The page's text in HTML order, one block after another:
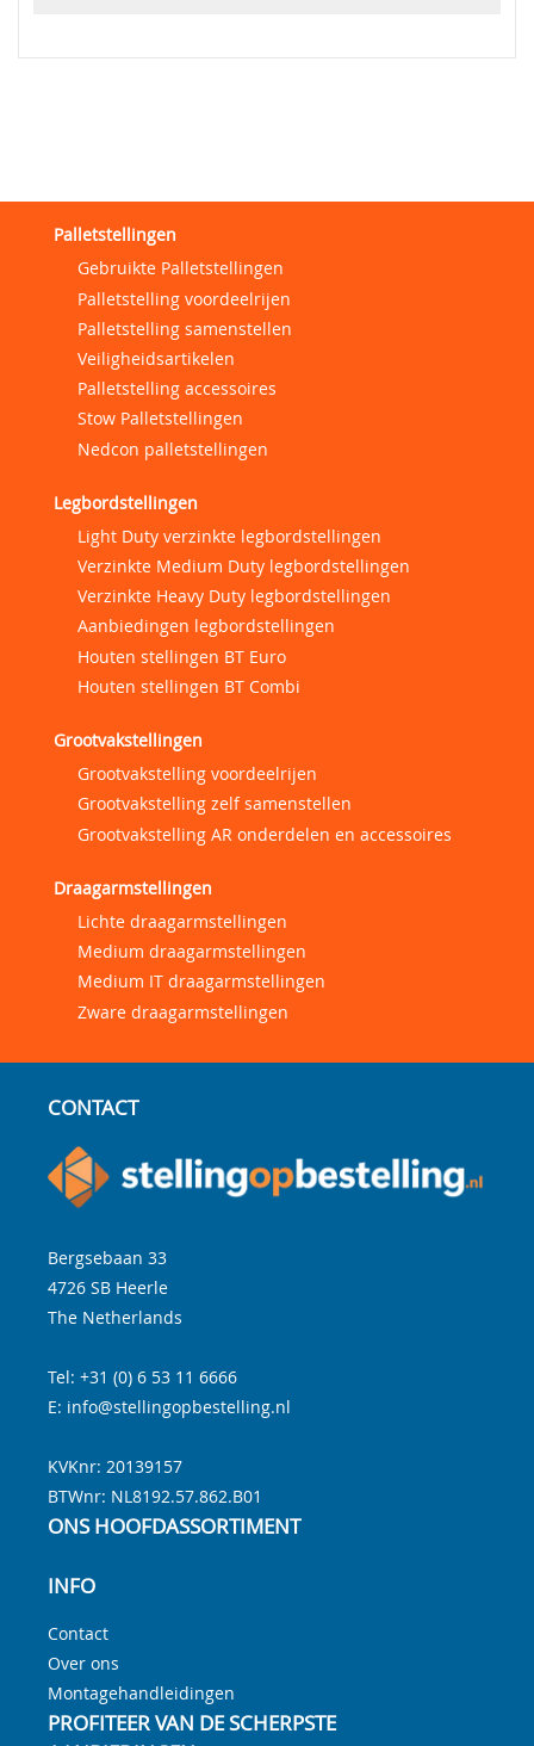
Palletstellingen
Gebruikte Palletstellingen
Palletstelling voordeelrijen
Palletstelling samenstellen
Veiligheidsartikelen
Palletstelling accessoires
Stow Palletstellingen
Nedcon palletstellingen
Legbordstellingen
Light Duty verzinkte legbordstellingen
Verzinkte Medium Duty legbordstellingen
Verzinkte Heavy Duty legbordstellingen
Aanbiedingen legbordstellingen
Houten stellingen BT Euro
Houten stellingen BT Combi
Grootvakstellingen
Grootvakstelling voordeelrijen
Grootvakstelling zelf samenstellen
Grootvakstelling AR onderdelen en accessoires
Draagarmstellingen
Lichte draagarmstellingen
Medium draagarmstellingen
Medium IT draagarmstellingen
Zware draagarmstellingen
CONTACT
Bergsebaan 33
4726 SB Heerle
The Netherlands
Tel: +31 (0) 6 53 11 6666
E: info@stellingopbestelling.nl
KVKnr: 20139157
BTWnr: NL8192.57.862.B01
ONS HOOFDASSORTIMENT
INFO
Contact
Over ons
Montagehandleidingen
PROFITEER VAN DE SCHERPSTE